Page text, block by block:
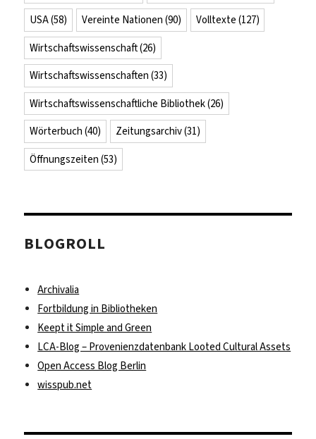
USA(58) Vereinte Nationen (90) Volltexte (127)
Wirtschaftswissenschaft(26)
Wirtschaftswissenschaften (33)
Wirtschaftswissenschaftliche Bibliothek(26)
Wörterbuch (40) Zeitungsarchiv(31)
Öffnungszeiten (53)
BLOGROLL
Archivalia
Fortbildung in Bibliotheken
Keept it Simple and Green
LCA-Blog – Provenienzdatenbank Looted Cultural Assets
Open Access Blog Berlin
wisspub.net